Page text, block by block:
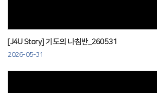
[J4U Story] 기도의 나침반_260531
2026-05-31